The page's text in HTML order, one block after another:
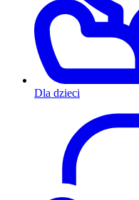
Dla dzieci